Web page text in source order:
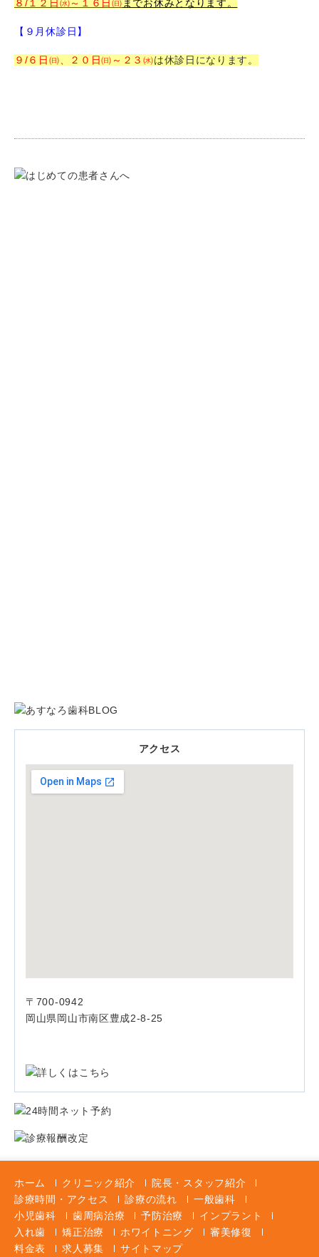
８/１２日㈬～１６日㈰ までお休みとなります。
【９月休診日】
９/６日㈰、２０日㈰～２３㈬は休診日になります。
アクセス
〒700-0942
岡山県岡山市南区豊成2-8-25
ホーム クリニック紹介
院長・スタッフ紹介
診療時間・アクセス
診療の流れ
一般歯科
小児歯科
歯周病治療 予防治療
インプラント
入れ歯
矯正治療 ホワイトニング
審美修復
料金表
求人募集 サイトマップ